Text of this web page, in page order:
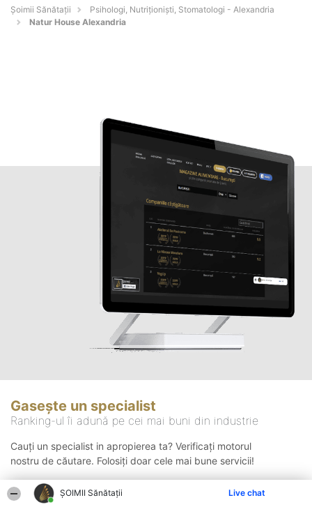
ŞOIMII Sănătații Live chat
Şoimii Sănătații
Psihologi, Nutriționiști, Stomatologi - Alexandria
Natur House Alexandria
Gasește un specialist
Ranking-ul îi adună pe cei mai buni din industrie
Cauți un specialist in apropierea ta? Verificați motorul
nostru de căutare. Folosiți doar cele mai bune servicii!